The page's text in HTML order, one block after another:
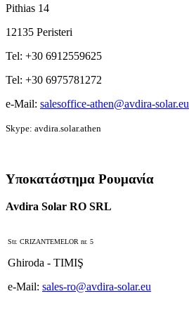
Pithias 14
12135 Peristeri
Tel: +30 6912559625
Tel: +30 6975781272
e-Mail: salesoffice-athen@avdira-solar.eu
Skype: avdira.solar.athen
Υποκατάστημα Ρουμανία
Avdira Solar RO SRL
Str. CRIZANTEMELOR nr. 5
Ghiroda - TIMIŞ
e-Mail: sales-ro@avdira-solar.eu